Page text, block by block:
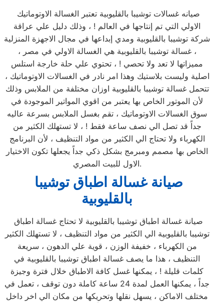
الاولي التي تم إنتاجها في العالم ! ، وذلك دليل علي عراقة
شركة توشيبا بالقليوبية ومدي إبداعها في مجال الاجهزة المنزلية
، غسالة توشيبا بالقليوبية هي الغسالة الاولي في مصر ،
مميزاتها لا تعد ولا تحصي ! ، تحتوي علي حلة خارجة استلس
اصلية وليست بلاستيك وهذا امر نادر في الغسالات الاوتوماتيك ،
تتحمل غسالة توشيبا بالقليوبية اوزان مختلفة من الملابس وذلك
لأن الموتور الخاص بها يعتبر من اقوي المواتير الموجودة في
سوق الغسالات الاوتوماتيك ، تقم بغسل الملابس بسرعة عاليه
جداً قد تصل الي نصف ساعة فقط ! ، لا تستهلك الكثير من
الكهرباء ولا تحتاج الي الكثير من مواد التنظيف ، لأن البرنامج
الخاص بها مصمم ومبرمج بشكل ذكي جداً يجعلها تكون الاختيار
الاول للبيت المصري.
بالقليوبية
توشيبا بالقليوبية الي الكثير من مواد التنظيف ، لا تستهلك الكثير
من الكهرباء ، خفيفة الوزن ، قوية علي الدهون ، سريعة
التنظيف ، هذا ما يصف غسالة اطباق توشيبا بالقليوبية في
كلمات قليلة ! ، يمكنها غسل كافة الاطباق خلال فترة وجيزة
جداً ، يمكنها العمل لمدة 24 ساعة كاملة دون توقف ، تعمل في
مختلف الاماكن ، يسهل نقلها وتحريكها من مكان الي اخر داخل